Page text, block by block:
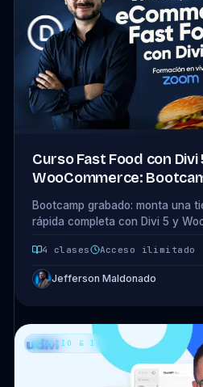
Curso Fast Food con Divi
WooCommerce:
Bootcamp grabado: monta una
rápida completa con Divi 5 y
4 clases Acceso ilimitado
Jefferson Maldonado
NEGOCIO & IA